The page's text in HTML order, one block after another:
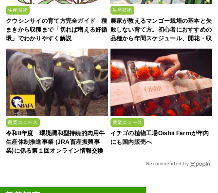
生産技術
クウシンサイの育て方完全ガイド 種
まきから収穫まで「切れば増える好循
環」でわかりやすく解説
生産技術
農家が教えるマンゴー栽培の基本と失
敗しない育て方。初心者におすすめの
品種から年間スケジュール、開花・収
農業ニュース
令和8年度 環境調和型持続的肉用牛
生産体制推進事業 (JRA畜産振興事
業)に係る第１回オンライン情報交換
農業ニュース
イチゴの植物工場Oishii Farmが年内
にも国内販売へ
Recommended by